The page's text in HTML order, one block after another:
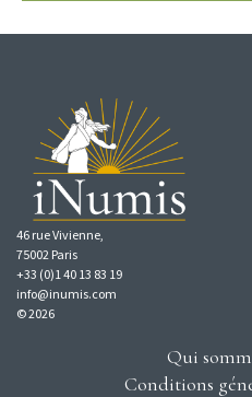
46 rue Vivienne,
75002 Paris
+33 (0)1 40 13 83 19
info@inumis.com
© 2026
Qui
Conditions